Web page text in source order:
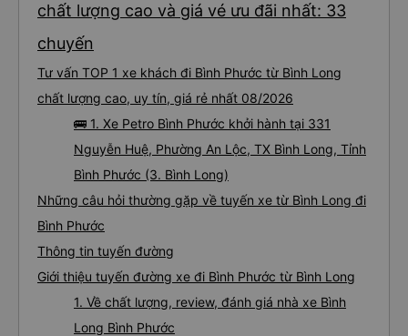
chất lượng cao và giá vé ưu đãi nhất: 33
chuyến
Tư vấn TOP 1 xe khách đi Bình Phước từ Bình Long
chất lượng cao, uy tín, giá rẻ nhất 08/2026
🚌 1. Xe Petro Bình Phước khởi hành tại 331
Nguyễn Huệ, Phường An Lộc, TX Bình Long, Tỉnh
Bình Phước (3. Bình Long)
Những câu hỏi thường gặp về tuyến xe từ Bình Long đi
Bình Phước
Thông tin tuyến đường
Giới thiệu tuyến đường xe đi Bình Phước từ Bình Long
1. Về chất lượng, review, đánh giá nhà xe Bình
Long Bình Phước